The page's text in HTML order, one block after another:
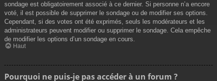
sondage est obligatoirement associé à ce dernier. Si personne n’a encore
voté, il est possible de supprimer le sondage ou de modifier ses options.
Cependant, si des votes ont été exprimés, seuls les modérateurs et les
administrateurs peuvent modifier ou supprimer le sondage. Cela empêche
de modifier les options d’un sondage en cours.
Haut
Pourquoi ne puis-je pas accéder à un forum ?